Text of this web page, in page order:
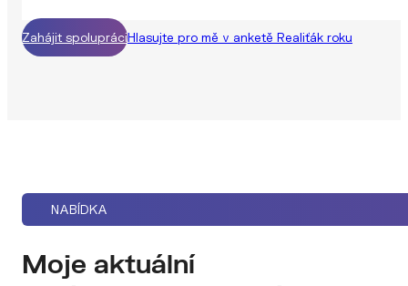
Zahájit spolupráciHlasujte pro mě v anketě Realiťák roku
NABÍDKA
Moje aktuální